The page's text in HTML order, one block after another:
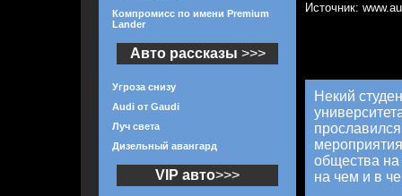
Компромисс по имени Premium
Lander
Авто рассказы >>>
Угроза снизу
Audi от Gaudi
Луч света
Дизельный авангард
VIP авто>>>
Источник:
Некий
общества
на чем и в